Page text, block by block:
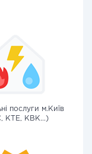
послуги м.Київ
КТЕ, КВК...)